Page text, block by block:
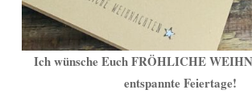
Ich wünsche Euch FRÖHLICHE
entspannte Feiertage!